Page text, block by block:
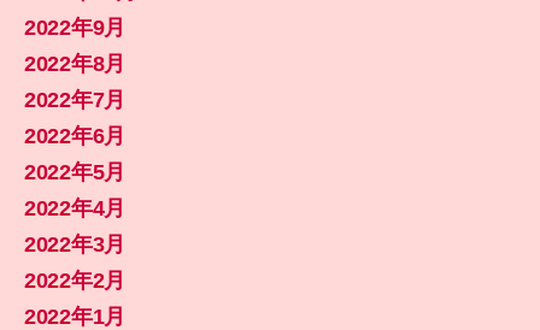
2022年9月
2022年8月
2022年7月
2022年6月
2022年5月
2022年4月
2022年3月
2022年2月
2022年1月